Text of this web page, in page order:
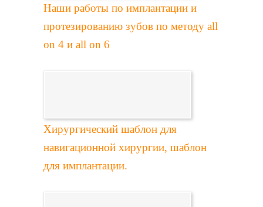
Наши работы по имплантации и
протезированию зубов по методу all
on 4 и all on 6
Хирургический шаблон для
навигационной хирургии, шаблон
для имплантации.